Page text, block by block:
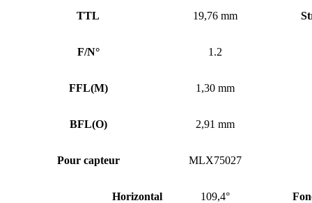
TTL 19,76 mm
F/N° 1.2
FFL(M) 1,30 mm
BFL(O) 2,91 mm
Pour capteur MLX75027
Horizontal 109,4°